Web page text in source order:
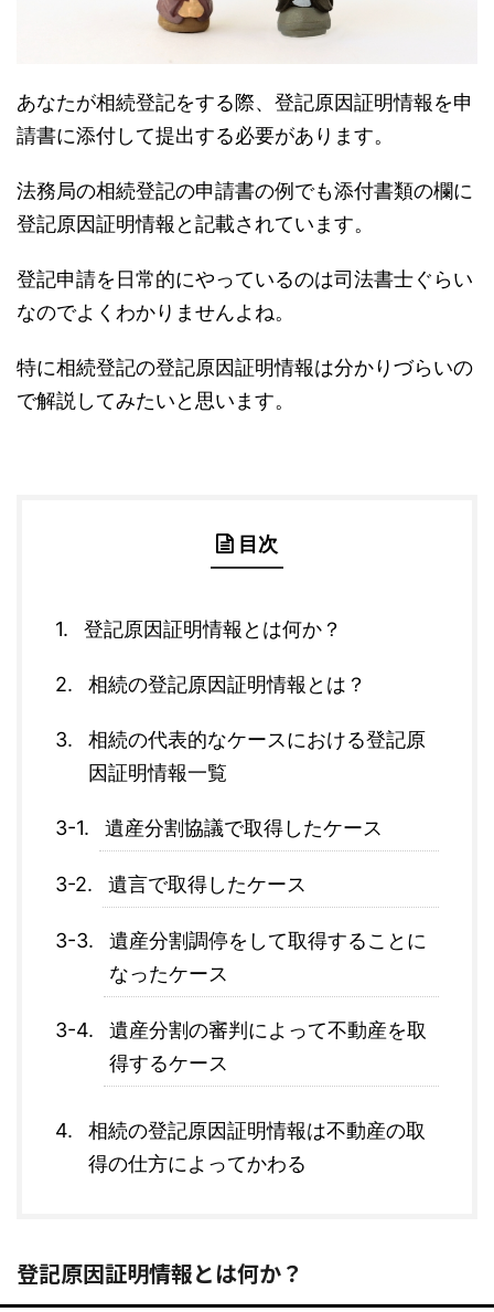
あなたが相続登記をする際、登記原因証明情報を申
請書に添付して提出する必要があります。
法務局の相続登記の申請書の例でも添付書類の欄に
登記原因証明情報と記載されています。
登記申請を日常的にやっているのは司法書士ぐらい
なのでよくわかりませんよね。
特に相続登記の登記原因証明情報は分かりづらいの
で解説してみたいと思います。
目次
登記原因証明情報とは何か？
相続の登記原因証明情報とは？
相続の代表的なケースにおける登記原
因証明情報一覧
遺産分割協議で取得したケース
遺言で取得したケース
遺産分割調停をして取得することに
なったケース
遺産分割の審判によって不動産を取
得するケース
相続の登記原因証明情報は不動産の取
得の仕方によってかわる
登記原因証明情報とは何か？